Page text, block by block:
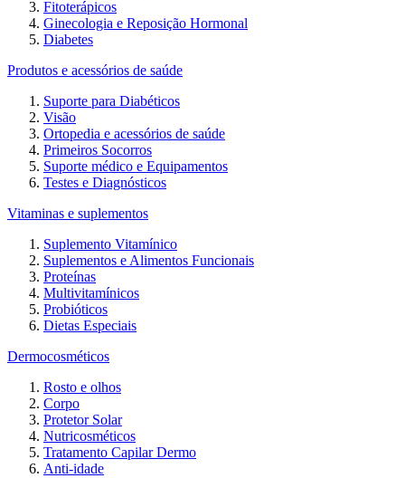
Fitoterápicos
Ginecologia e Reposição Hormonal
Diabetes
Produtos e acessórios de saúde
Suporte para Diabéticos
Visão
Ortopedia e acessórios de saúde
Primeiros Socorros
Suporte médico e Equipamentos
Testes e Diagnósticos
Vitaminas e suplementos
Suplemento Vitamínico
Suplementos e Alimentos Funcionais
Proteínas
Multivitamínicos
Probióticos
Dietas Especiais
Dermocosméticos
Rosto e olhos
Corpo
Protetor Solar
Nutricosméticos
Tratamento Capilar Dermo
Anti-idade